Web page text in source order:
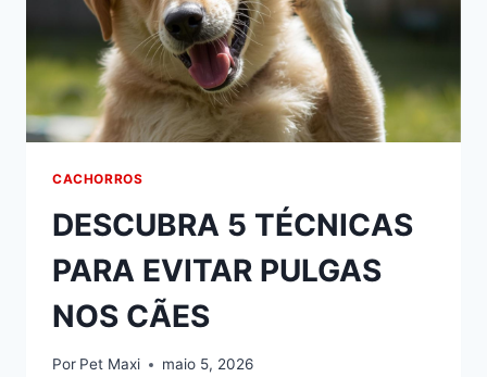
CACHORROS
DESCUBRA 5 TÉCNICAS
PARA EVITAR PULGAS
NOS CÃES
Por Pet Maxi maio 5, 2026